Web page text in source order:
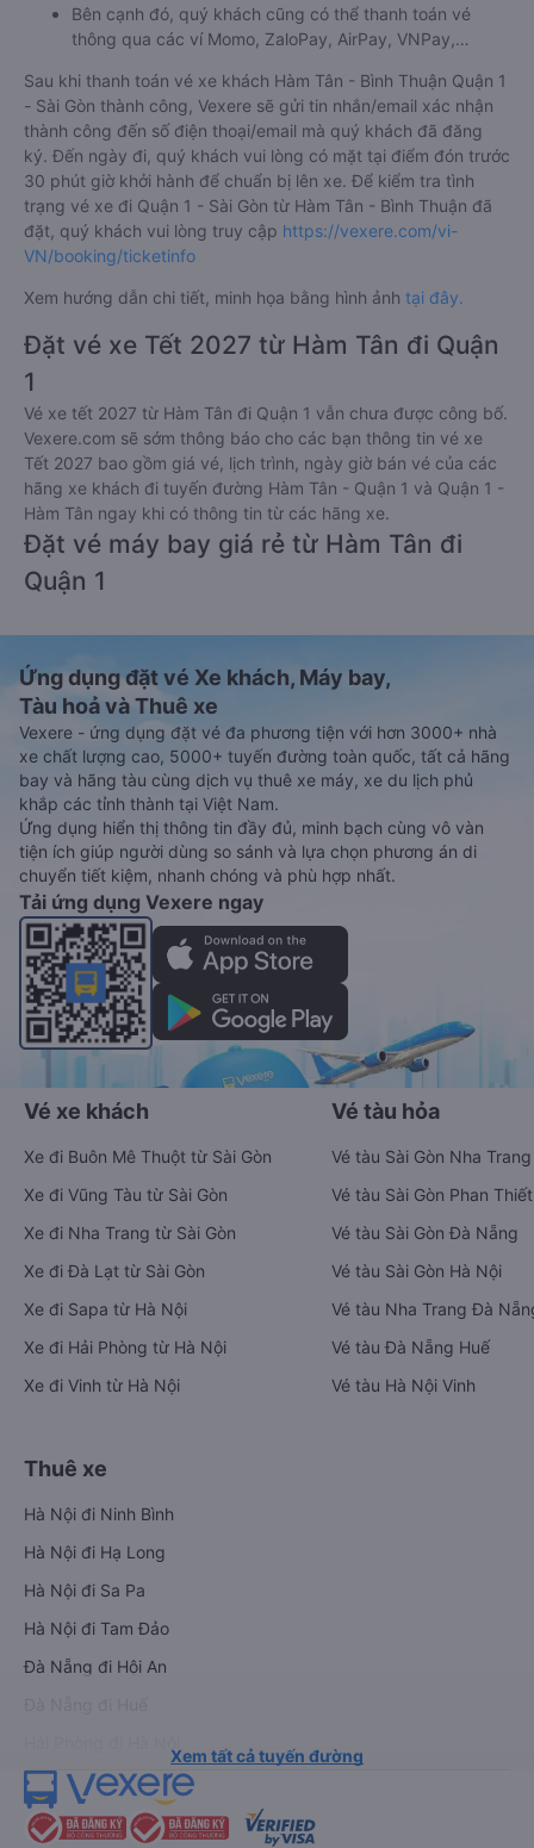
Bên cạnh đó, quý khách cũng có thể thanh toán vé
thông qua các ví Momo, ZaloPay, AirPay, VNPay,…
Sau khi thanh toán vé xe khách Hàm Tân - Bình Thuận Quận 1
- Sài Gòn thành công, Vexere sẽ gửi tin nhắn/email xác nhận
thành công đến số điện thoại/email mà quý khách đã đăng
ký. Đến ngày đi, quý khách vui lòng có mặt tại điểm đón trước
30 phút giờ khởi hành để chuẩn bị lên xe. Để kiểm tra tình
trạng vé xe đi Quận 1 - Sài Gòn từ Hàm Tân - Bình Thuận đã
đặt, quý khách vui lòng truy cập https://vexere.com/vi-
VN/booking/ticketinfo
Xem hướng dẫn chi tiết, minh họa bằng hình ảnh tại đây.
Đặt vé xe Tết 2027 từ Hàm Tân đi Quận
1
Vé xe tết 2027 từ Hàm Tân đi Quận 1 vẫn chưa được công bố.
Vexere.com sẽ sớm thông báo cho các bạn thông tin vé xe
Tết 2027 bao gồm giá vé, lịch trình, ngày giờ bán vé của các
hãng xe khách đi tuyến đường Hàm Tân - Quận 1 và Quận 1 -
Hàm Tân ngay khi có thông tin từ các hãng xe.
Đặt vé máy bay giá rẻ từ Hàm Tân đi
Quận 1
Ứng dụng đặt vé Xe khách, Máy bay,
Tàu hoả và Thuê xe
Vexere - ứng dụng đặt vé đa phương tiện với hơn 3000+ nhà
xe chất lượng cao, 5000+ tuyến đường toàn quốc, tất cả hãng
bay và hãng tàu cùng dịch vụ thuê xe máy, xe du lịch phủ
khắp các tỉnh thành tại Việt Nam.
Ứng dụng hiển thị thông tin đầy đủ, minh bạch cùng vô vàn
tiện ích giúp người dùng so sánh và lựa chọn phương án di
chuyển tiết kiệm, nhanh chóng và phù hợp nhất.
Tải ứng dụng Vexere ngay
Vé xe khách
Xe đi Buôn Mê Thuột từ Sài Gòn
Xe đi Vũng Tàu từ Sài Gòn
Xe đi Nha Trang từ Sài Gòn
Xe đi Đà Lạt từ Sài Gòn
Xe đi Sapa từ Hà Nội
Xe đi Hải Phòng từ Hà Nội
Xe đi Vinh từ Hà Nội
Vé tàu hỏa
Vé tàu Sài Gòn Nha Trang
Vé tàu Sài Gòn Phan Thiết
Vé tàu Sài Gòn Đà Nẵng
Vé tàu Sài Gòn Hà Nội
Vé tàu Nha Trang Đà
Vé tàu Đà Nẵng Huế
Vé tàu Hà Nội Vinh
Thuê xe
Hà Nội đi Ninh Bình
Hà Nội đi Hạ Long
Hà Nội đi Sa Pa
Hà Nội đi Tam Đảo
Đà Nẵng đi Hội An
Xem tất cả tuyến đường